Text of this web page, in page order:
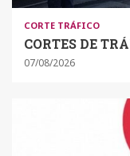
CORTE TRÁFICO
CORTES DE
07/08/2026